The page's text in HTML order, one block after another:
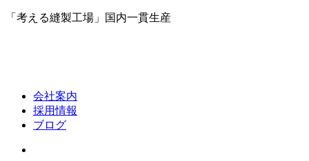
「考える縫製工場」国内一貫生産
会社案内
採用情報
ブログ